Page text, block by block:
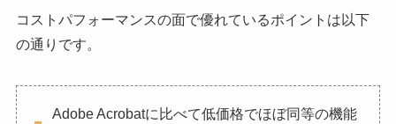
コストパフォーマンスの面で優れているポイントは以下
の通りです。
Adobe Acrobatに比べて低価格でほぼ同等の機能